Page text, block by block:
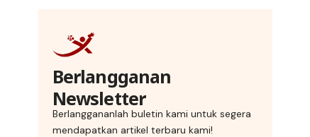
Berlangganan
Newsletter
Berlanggananlah buletin kami untuk segera
mendapatkan artikel terbaru kami!